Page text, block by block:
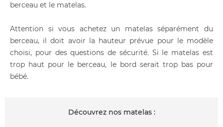
berceau et le matelas.
Attention si vous achetez un matelas séparément du
berceau, il doit avoir la hauteur prévue pour le modèle
choisi, pour des questions de sécurité. Si le matelas est
trop haut pour le berceau, le bord serait trop bas pour
bébé.
Découvrez nos matelas :